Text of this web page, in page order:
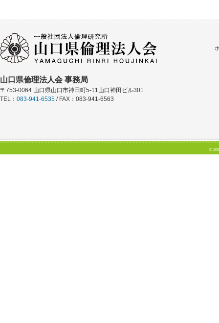
山口県倫理法人会 事務局
〒753-0064 山口県山口市神田町5-11山口神田ビル301
TEL： 083-941-6535 / FAX：083-941-6563
©